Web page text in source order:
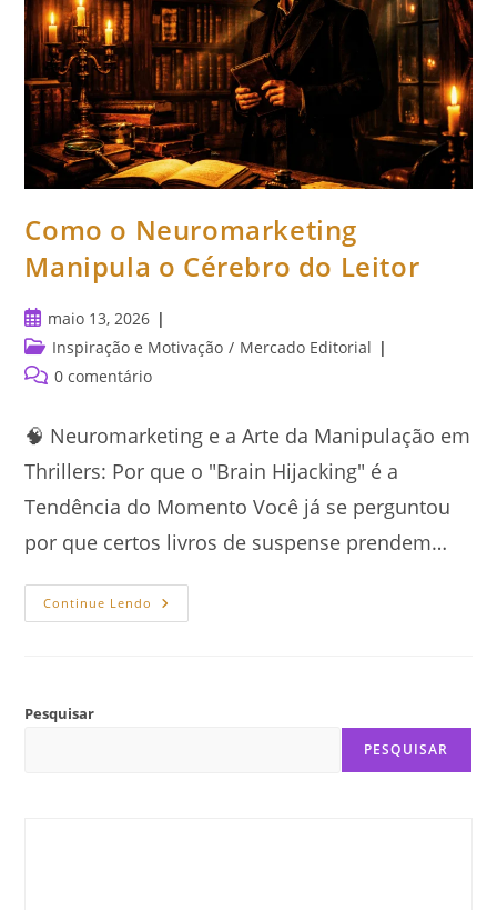
Como o Neuromarketing
Manipula o Cérebro do Leitor
Post
publicado:
maio 13, 2026
Categoria
do
Inspiração e Motivação / Mercado Editorial
Comentários
0 comentário
🧠 Neuromarketing e a Arte da Manipulação em
Thrillers: Por que o "Brain Hijacking" é a
Tendência do Momento Você já se perguntou
por que certos livros de suspense prendem…
Continue Lendo Como
O
Pesquisar
PESQUISAR